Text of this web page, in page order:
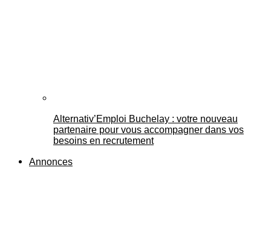
Alternativ’Emploi Buchelay : votre nouveau
partenaire pour vous accompagner dans vos
besoins en recrutement
Annonces